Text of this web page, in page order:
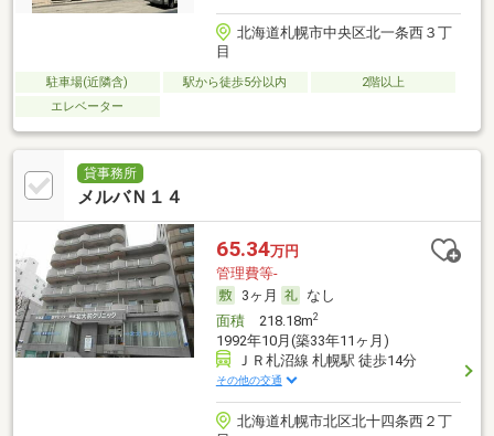
北海道札幌市中央区北一条西３丁
目
駐車場(近隣含) 駅から徒歩5分以内
2階以上
エレベーター
貸事務所
メルバＮ１４
65.34万円
管理費等-
3ヶ月
なし
面積218.18m2
1992年10月(築33年11ヶ月)
ＪＲ札沼線 札幌駅 徒歩14分
その他の交通
北海道札幌市北区北十四条西２丁